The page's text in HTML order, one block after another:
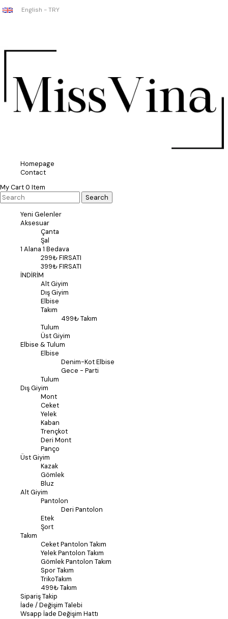
English - TRY
Homepage
Contact
My Cart0 Item
Yeni Gelenler
Aksesuar
Çanta
Şal
1 Alana 1 Bedava
299₺ FIRSATI
399₺ FIRSATI
İNDİRİM
Alt Giyim
Dış Giyim
Elbise
Takım
499₺ Takım
Tulum
Üst Giyim
Elbise & Tulum
Elbise
Denim-Kot Elbise
Gece - Parti
Tulum
Dış Giyim
Mont
Ceket
Yelek
Kaban
Trençkot
Deri Mont
Panço
Üst Giyim
Kazak
Gömlek
Bluz
Alt Giyim
Pantolon
Deri Pantolon
Etek
Şort
Takım
Ceket Pantolon Takım
Yelek Pantolon Takım
Gömlek Pantolon Takım
Spor Takım
TrikoTakım
499₺ Takım
Sipariş Takip
İade / Değişim Talebi
Wsapp İade Değişim Hattı